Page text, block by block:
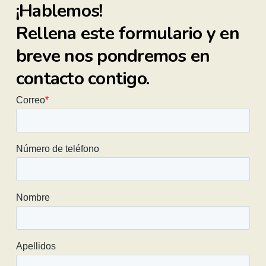
PASO 2
Te presentamos opciones
¡Hablemos!
Rellena este formulario y en
breve nos pondremos en
contacto contigo.